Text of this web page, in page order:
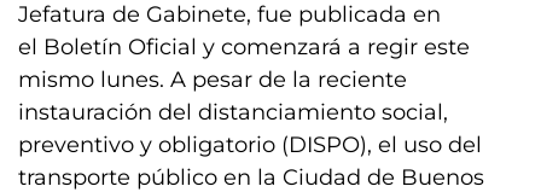
Jefatura de Gabinete, fue publicada en
el Boletín Oficial y comenzará a regir este
mismo lunes. A pesar de la reciente
instauración del distanciamiento social,
preventivo y obligatorio (DISPO), el uso del
transporte público en la Ciudad de Buenos